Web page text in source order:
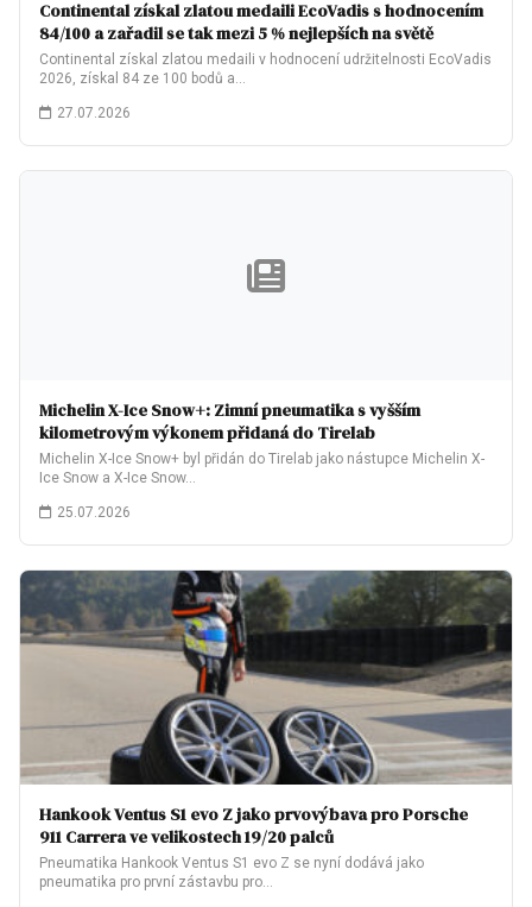
Continental získal zlatou medaili EcoVadis s hodnocením
84/100 a zařadil se tak mezi 5 % nejlepších na světě
Continental získal zlatou medaili v hodnocení udržitelnosti EcoVadis
2026, získal 84 ze 100 bodů a…
27.07.2026
Michelin X-Ice Snow+: Zimní pneumatika s vyšším
kilometrovým výkonem přidaná do Tirelab
Michelin X-Ice Snow+ byl přidán do Tirelab jako nástupce Michelin X-
Ice Snow a X-Ice Snow…
25.07.2026
Hankook Ventus S1 evo Z jako prvovýbava pro Porsche
911 Carrera ve velikostech 19/20 palců
Pneumatika Hankook Ventus S1 evo Z se nyní dodává jako
pneumatika pro první zástavbu pro…